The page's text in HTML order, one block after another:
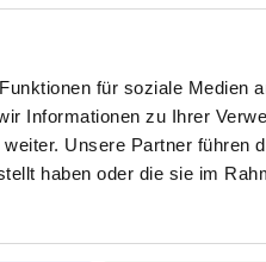
für soziale Medien
Informationen zu Ihrer
Unsere Partner führen
haben oder die sie im
2025
- INTELLIGENTE
EFFIZIENZ
bietet Ihnen intelligente
kW, die höchste
verbinden.